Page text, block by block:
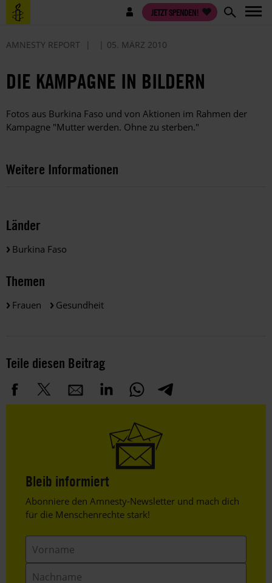
Direkt
zum
Benutzermenü JETZT SPENDEN!
AMNESTY REPORT 05. MÄRZ 2010
DIE KAMPAGNE IN BILDERN
Fotos aus Burkina Faso und von Aktionen im Rahmen der
Kampagne "Mutter werden. Ohne zu sterben."
Weitere Informationen
Länder
Burkina Faso
Themen
Frauen Gesundheit
Teile diesen Beitrag
Bleib informiert
Header
Text
Abonniere den Amnesty-Newsletter und mach dich
für die Menschenrechte stark!